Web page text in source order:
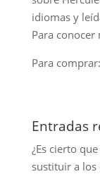
idiomas y
Para
Para comprar:
Entradas
¿Es cierto
sustituir a los